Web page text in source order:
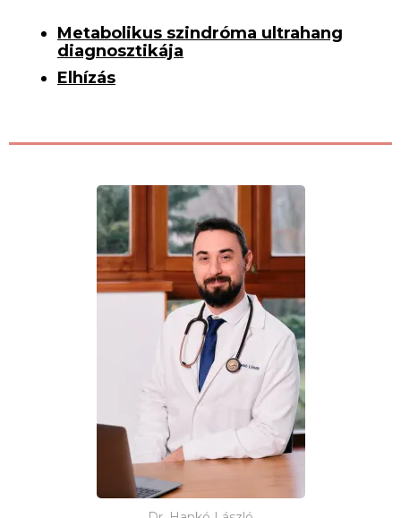
Metabolikus szindróma ultrahang
diagnosztikája
Elhízás